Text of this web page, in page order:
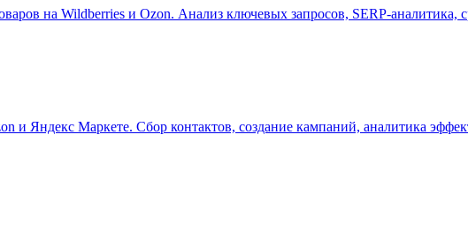
на Wildberries и Ozon. Анализ ключевых запросов, SERP-аналитика,
и Яндекс Маркете. Сбор контактов, создание кампаний, аналитика